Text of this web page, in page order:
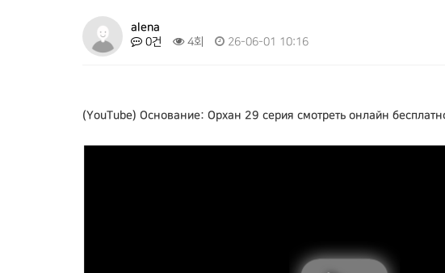
alena
0건 4회 26-06-01 10:16
(YouTube) Основание: Орхан 29 серия смотреть онлайн